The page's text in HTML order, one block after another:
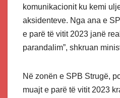
komunikacionit ku kemi
aksidenteve. Nga ana e
e parë të vitit 2023 janë
parandalim”, shkruan
Në zonën e SPB Strugë,
muajt e parë të vitit 2023